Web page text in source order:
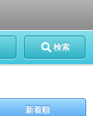
検索
新着順